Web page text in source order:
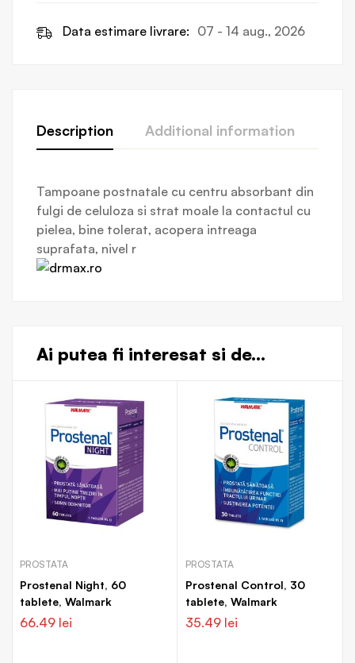
Data estimare livrare: 07 - 14 aug., 2026
Description Additional information
Tampoane postnatale cu centru absorbant din
fulgi de celuloza si strat moale la contactul cu
pielea, bine tolerat, acopera intreaga
suprafata, nivel r
Ai putea fi interesat si de...
PROSTATA
Prostenal Night, 60
tablete, Walmark
66.49 lei
PROSTATA
Prostenal Control, 30
tablete, Walmark
35.49 lei